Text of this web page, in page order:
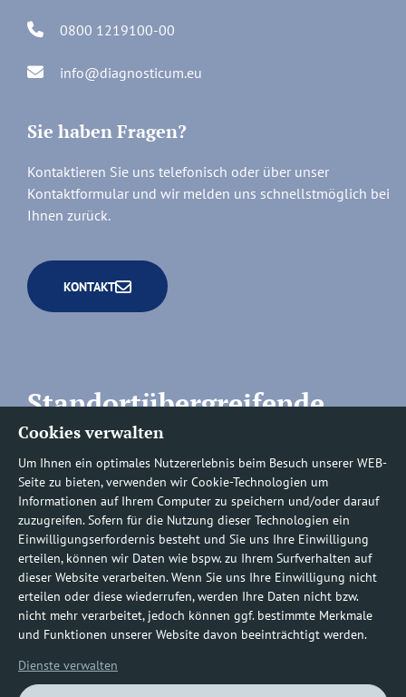
Cookies verwalten
Um Ihnen ein optimales Nutzererlebnis beim Besuch unserer WEB-
Seite zu bieten, verwenden wir Cookie-Technologien um
Informationen auf Ihrem Computer zu speichern und/oder darauf
zuzugreifen. Sofern für die Nutzung dieser Technologien ein
Einwilligungserfordernis besteht und Sie uns Ihre Einwilligung
erteilen, können wir Daten wie bspw. zu Ihrem Surfverhalten auf
dieser Website verarbeiten. Wenn Sie uns Ihre Einwilligung nicht
erteilen oder diese wiederrufen, werden Ihre Daten nicht bzw.
nicht mehr verarbeitet, jedoch können ggf. bestimmte Merkmale
und Funktionen unserer Website davon beeinträchtigt werden.
Dienste verwalten
0800 1219100-00
info@diagnosticum.eu
Sie haben Fragen?
Kontaktieren Sie uns telefonisch oder über unser
Kontaktformular und wir melden uns schnellstmöglich bei
Ihnen zurück.
KONTAKT
Standortübergreifende
Rufnummern
Befundauskünfte/
Nachforderungen
0800 1219100-10